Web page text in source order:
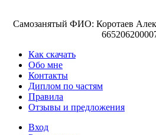
Самозанятый ФИО: Коротаев
Как скачать
Обо мне
Контакты
Диплом по частям
Правила
Отзывы и предложения
Вход